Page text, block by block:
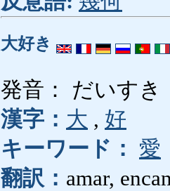
大好き
発音： だいすき
漢字： 大 , 好
キーワード：
愛
翻訳： amar,